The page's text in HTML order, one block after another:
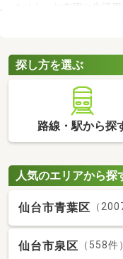
ません。お布団や生活
に始められます。ここ
見つけたら内見予約を
探し方を選ぶ
路線・駅から探
人気のエリアから探
仙台市青葉区 （
仙台市泉区 （558件）